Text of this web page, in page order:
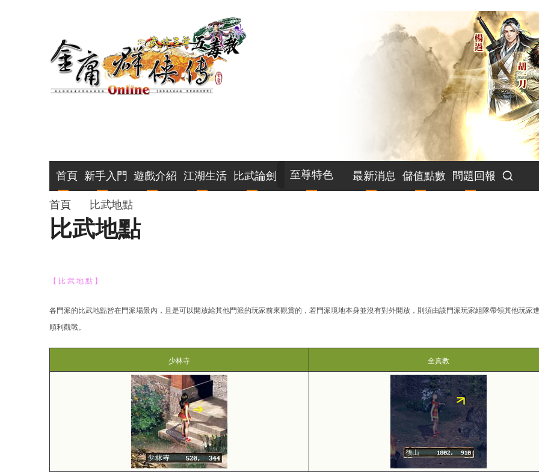
主
導
覽
首頁 新手入門 遊戲介紹 江湖生活 比武論劍 至尊特色 最新消息 儲值點數 問題回報
導
航
結
首頁 比武地點
比武地點
【 比 武 地 點 】
各門派的比武地點皆在門派場景內，且是可以開放給其他門派的玩家前來觀賞的，若門派境地本身並沒有對外開放，則須由該門派玩家組隊帶領其他玩家
順利觀戰。
少林寺 全真教